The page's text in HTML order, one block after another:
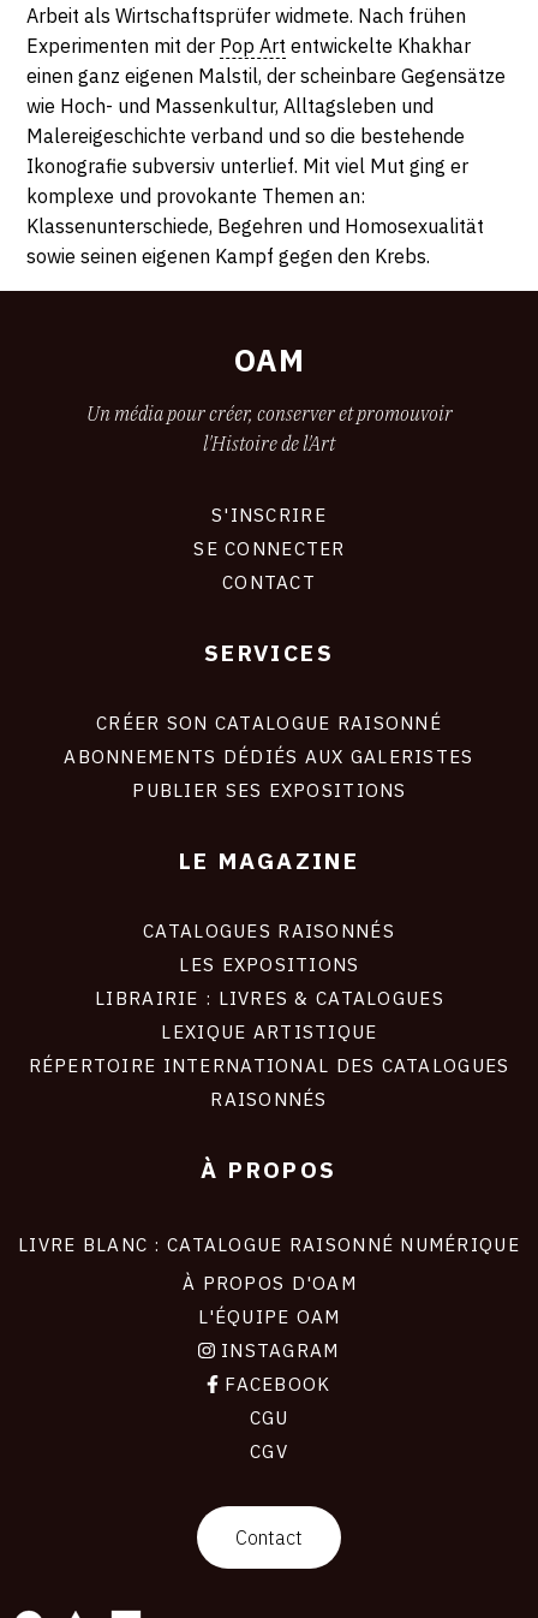
Arbeit als Wirtschaftsprüfer widmete. Nach frühen
Experimenten mit der Pop Art entwickelte Khakhar
einen ganz eigenen Malstil, der scheinbare Gegensätze
wie Hoch- und Massenkultur, Alltagsleben und
Malereigeschichte verband und so die bestehende
Ikonografie subversiv unterlief. Mit viel Mut ging er
komplexe und provokante Themen an:
Klassenunterschiede, Begehren und Homosexualität
sowie seinen eigenen Kampf gegen den Krebs.
OAM
Un média pour créer, conserver et promouvoir
l'Histoire de l'Art
S'INSCRIRE
SE CONNECTER
CONTACT
SERVICES
CRÉER SON CATALOGUE RAISONNÉ
ABONNEMENTS DÉDIÉS AUX GALERISTES
PUBLIER SES EXPOSITIONS
LE MAGAZINE
CATALOGUES RAISONNÉS
LES EXPOSITIONS
LIBRAIRIE : LIVRES & CATALOGUES
LEXIQUE ARTISTIQUE
RÉPERTOIRE INTERNATIONAL DES CATALOGUES
RAISONNÉS
À PROPOS
LIVRE BLANC : CATALOGUE RAISONNÉ NUMÉRIQUE
À PROPOS D'OAM
L'ÉQUIPE OAM
INSTAGRAM
FACEBOOK
CGU
CGV
Contact